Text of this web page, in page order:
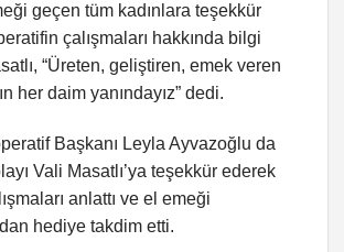
geçen tüm kadınlara teşekkür
çalışmaları hakkında bilgi
“Üreten, geliştiren, emek veren
her daim yanındayız” dedi.
Başkanı Leyla Ayvazoğlu da
Vali Masatlı’ya teşekkür ederek
anlattı ve el emeği
hediye takdim etti.